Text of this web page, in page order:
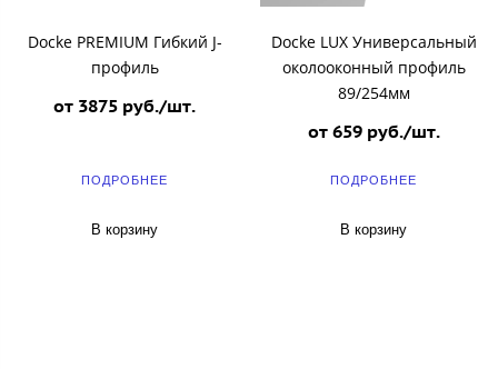
Docke PREMIUM Гибкий J-
профиль
от 3875 руб./шт.
ПОДРОБНЕЕ
В корзину
Docke LUX Универсальный
околооконный профиль
89/254мм
от 659 руб./шт.
ПОДРОБНЕЕ
В корзину